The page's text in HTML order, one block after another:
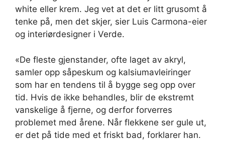
white eller krem. Jeg vet at det er litt grusomt å
tenke på, men det skjer, sier Luis Carmona-eier
og interiørdesigner i Verde.
«De fleste gjenstander, ofte laget av akryl,
samler opp såpeskum og kalsiumavleiringer
som har en tendens til å bygge seg opp over
tid. Hvis de ikke behandles, blir de ekstremt
vanskelige å fjerne, og derfor forverres
problemet med årene. Når flekkene ser gule ut,
er det på tide med et friskt bad, forklarer han.